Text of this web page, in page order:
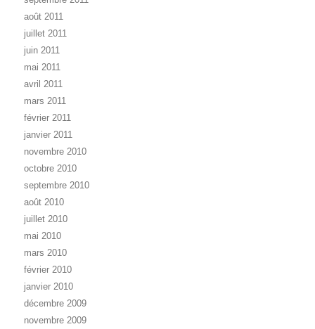
août 2011
juillet 2011
juin 2011
mai 2011
avril 2011
mars 2011
février 2011
janvier 2011
novembre 2010
octobre 2010
septembre 2010
août 2010
juillet 2010
mai 2010
mars 2010
février 2010
janvier 2010
décembre 2009
novembre 2009